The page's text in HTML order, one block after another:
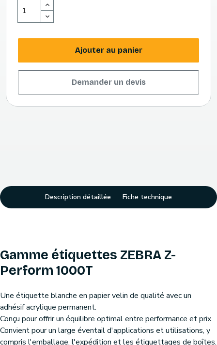
Ajouter au panier
Demander un devis
Description détaillée Fiche technique
Gamme étiquettes ZEBRA Z-
Perform 1000T
Une étiquette blanche en papier velin de qualité avec un
adhésif acrylique permanent.
Conçu pour offrir un équilibre optimal entre performance et prix.
Convient pour un large éventail d'applications et utilisations, y
compris l'emballage, l'expédition et les étiquettages de boîtes.